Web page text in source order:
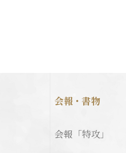
会報・書物
会報「特攻」